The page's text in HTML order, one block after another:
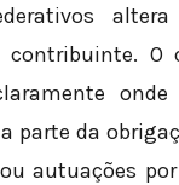
contribuinte. O
parte da
autuações